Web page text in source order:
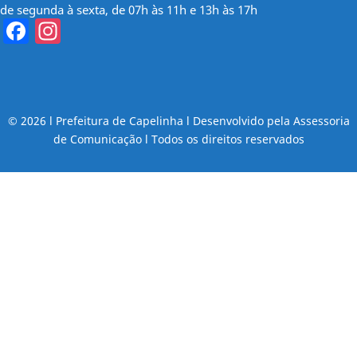
de segunda à sexta, de 07h às 11h e 13h às 17h
Facebook
© 2026 l Prefeitura de Capelinha l Desenvolvido pela Assessoria
de Comunicação l Todos os direitos reservados